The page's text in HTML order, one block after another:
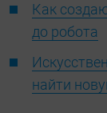
Как
до робота
найти